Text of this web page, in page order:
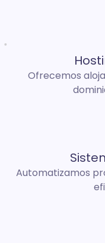
Ofrecemos
Automatizamos